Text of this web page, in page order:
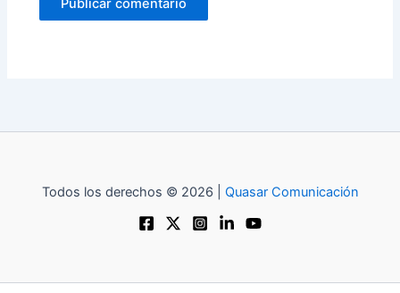
Todos los derechos © 2026 | Quasar Comunicación